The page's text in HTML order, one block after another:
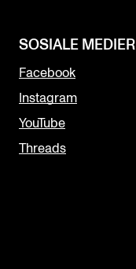
SOSIALE MEDIER
Facebook
Instagram
YouTube
Threads